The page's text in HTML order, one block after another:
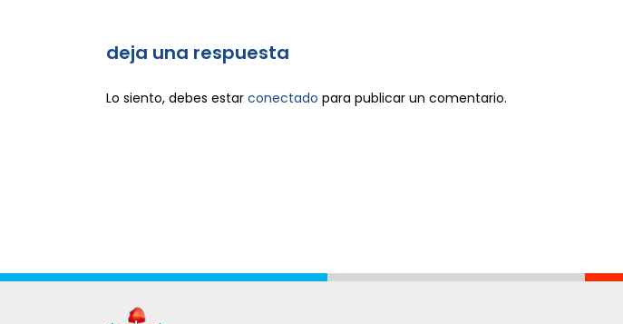
deja una respuesta
Lo siento, debes estar conectado para publicar un comentario.